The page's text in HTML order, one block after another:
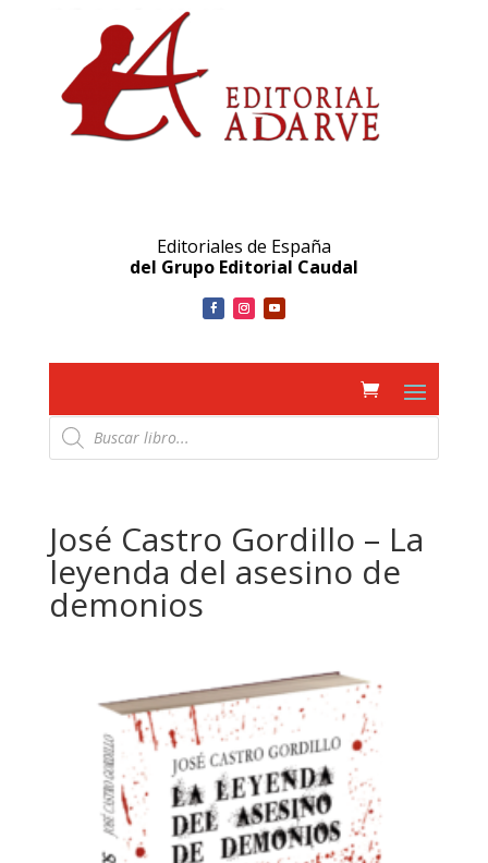
Editoriales de España
del Grupo Editorial Caudal
Búsqueda
de
productos
José Castro Gordillo – La
leyenda del asesino de
demonios